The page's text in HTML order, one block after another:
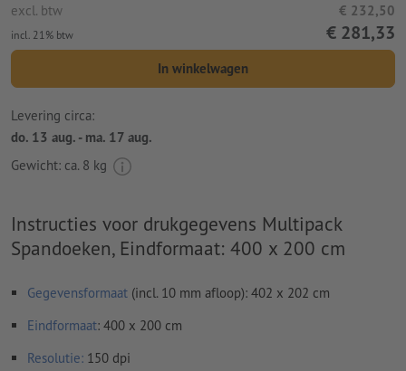
excl. btw € 232,50
incl. 21% btw € 281,33
In winkelwagen
Levering circa:
do. 13 aug. - ma. 17 aug.
Gewicht: ca. 8 kg
Instructies voor drukgegevens Multipack
Spandoeken, Eindformaat: 400 x 200 cm
Gegevensformaat (incl. 10 mm afloop): 402 x 202 cm
Eindformaat: 400 x 200 cm
Resolutie: 150 dpi